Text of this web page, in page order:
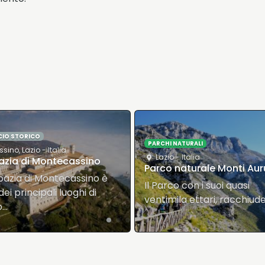
NATURALI
- Italia
naturale Monti Aurunci
con i suoi quasi
ettari, racchiude in…
PARCHI REGIONALI
Gaeta,Lazio- Italia
Parco regionale Riviera di
Ulisse
Dal punto di vista
sono interessanti le varie
falesie…